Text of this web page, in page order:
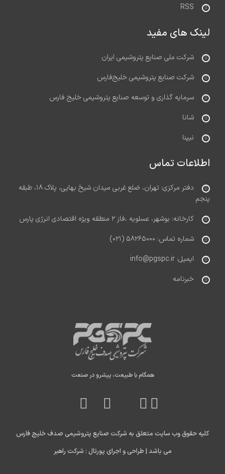
RSS
لینک های مفید
شرکت ملی صنایع پتروشیمی ایران
شرکت صنایع پتروشیمی خلیج‌فارس
سرمایه گذاری و توسعه صنایع پتروشیمی خلیج فارس
شانا
نیپنا
اطلاعات تماس
دفتر مرکزی: تهران، ضلع غربی میدان شیخ بهایی، پلاک ۱۸، طبقه
پنجم
کارخانه: بوشهر، عسلویه ،فاز ۲ منطقه ویژه اقتصادی انرژی پارس
شماره تماس: ۵۸۲۶۵۰۰۰ (۰۲۱)
ایمیل: info@pgspc.ir
خبرنامه
همگام با طبیعت، پیشرو در صنعت
کلیه حقوق وب سایت متعلق به شرکت صنایع پتروشیمی صدف خلیج فارس
می باشد | طراحی و اجرای پورتال : شرکت راهبر